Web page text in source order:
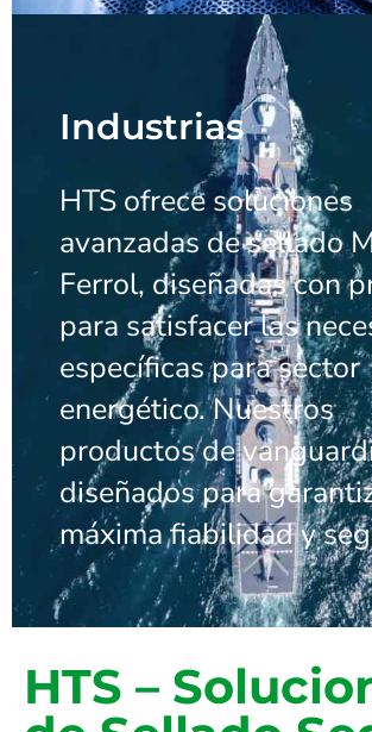
Industrias
HTS ofrece soluciones
avanzadas de sellado
Ferrol, diseñadas con
para satisfacer las
específicas para sector
energético. Nuestros
productos de
diseñados para
máxima fiabilidad y
HTS –